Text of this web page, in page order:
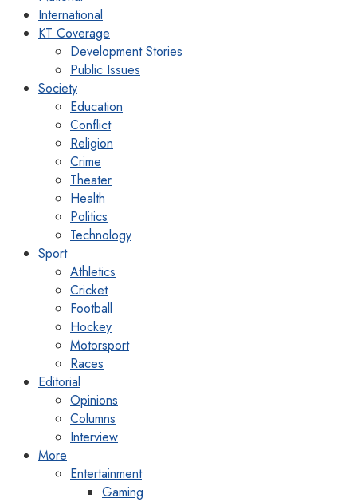
International
KT Coverage
Development Stories
Public Issues
Society
Education
Conflict
Religion
Crime
Theater
Health
Politics
Technology
Sport
Athletics
Cricket
Football
Hockey
Motorsport
Races
Editorial
Opinions
Columns
Interview
More
Entertainment
Gaming